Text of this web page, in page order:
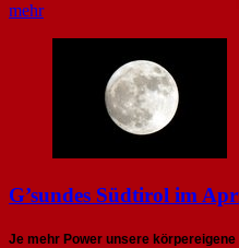
mehr
G’sundes Südtirol im
Je mehr Power unsere